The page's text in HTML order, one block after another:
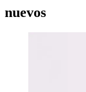
nuevos